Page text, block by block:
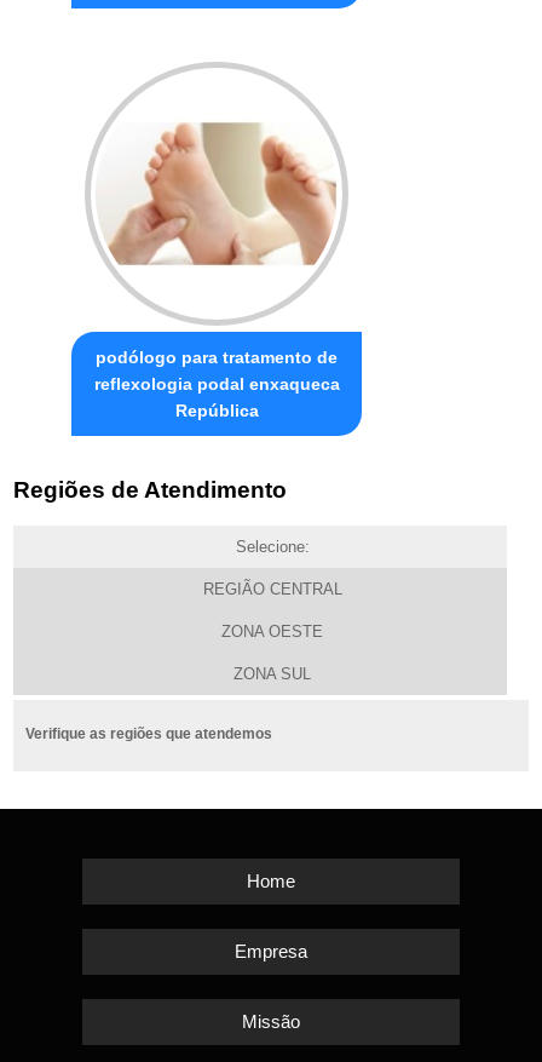
podólogo para tratamento de
reflexologia podal enxaqueca
República
Regiões de Atendimento
Selecione:
REGIÃO CENTRAL
ZONA OESTE
ZONA SUL
Verifique as regiões que atendemos
Home
Empresa
Missão